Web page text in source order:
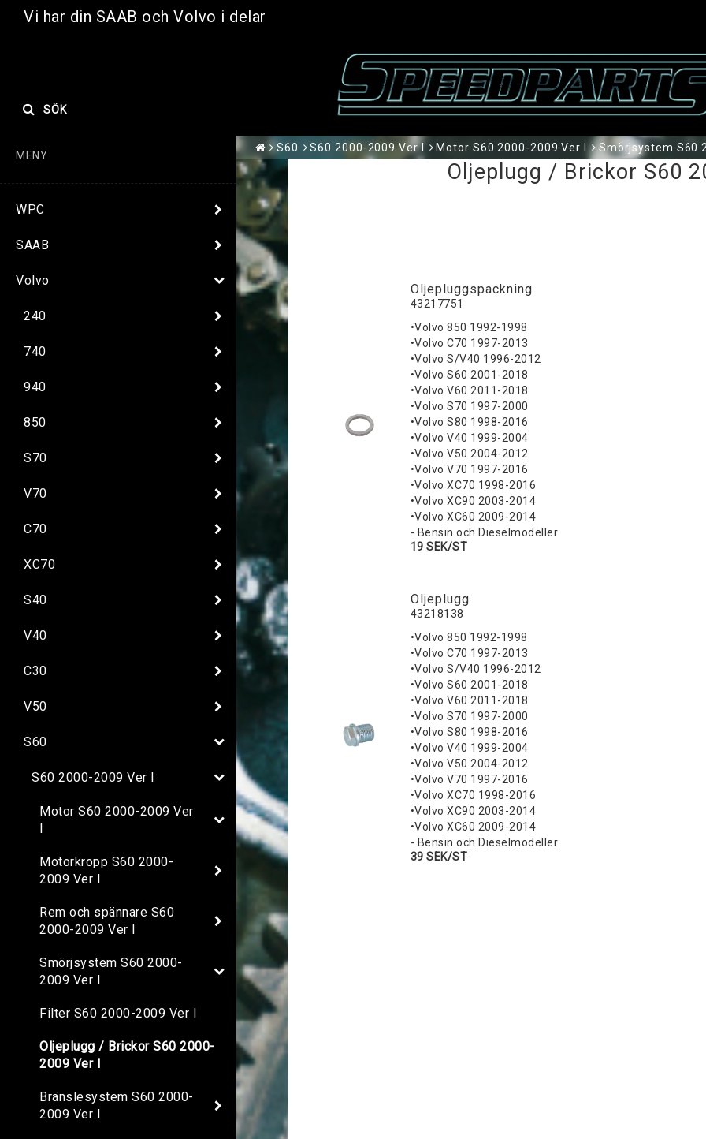
Vi har din SAAB och Volvo i delar
SÖK
MENY
WPC
SAAB
Volvo
240
740
940
850
S70
V70
C70
XC70
S40
V40
C30
V50
S60
S60 2000-2009 Ver I
Motor S60 2000-2009 Ver
Motorkropp S60 2000-
2009 Ver I
Rem och spännare S60
2000-2009 Ver I
Smörjsystem S60 2000-
2009 Ver I
Filter S60 2000-2009 Ver I
Oljeplugg / Brickor S60 2000-
2009 Ver I
Bränslesystem S60 2000-
2009 Ver I
S60 S60 2000-2009 Ver I Motor S60 2000-2009 Ver I Smörjsystem S60
Oljeplugg / Brickor S60
Oljepluggspackning
43217751
•Volvo 850 1992-1998
•Volvo C70 1997-2013
•Volvo S/V40 1996-2012
•Volvo S60 2001-2018
•Volvo V60 2011-2018
•Volvo S70 1997-2000
•Volvo S80 1998-2016
•Volvo V40 1999-2004
•Volvo V50 2004-2012
•Volvo V70 1997-2016
•Volvo XC70 1998-2016
•Volvo XC90 2003-2014
•Volvo XC60 2009-2014
- Bensin och Dieselmodeller
19 SEK/ST
Oljeplugg
43218138
•Volvo 850 1992-1998
•Volvo C70 1997-2013
•Volvo S/V40 1996-2012
•Volvo S60 2001-2018
•Volvo V60 2011-2018
•Volvo S70 1997-2000
•Volvo S80 1998-2016
•Volvo V40 1999-2004
•Volvo V50 2004-2012
•Volvo V70 1997-2016
•Volvo XC70 1998-2016
•Volvo XC90 2003-2014
•Volvo XC60 2009-2014
- Bensin och Dieselmodeller
39 SEK/ST